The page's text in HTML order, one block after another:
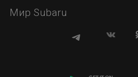
Мир Subaru